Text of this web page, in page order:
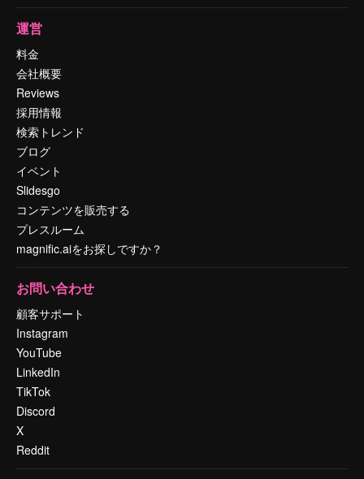
運営
料金
会社概要
Reviews
採用情報
検索トレンド
ブログ
イベント
Slidesgo
コンテンツを販売する
プレスルーム
magnific.aiをお探しですか？
お問い合わせ
顧客サポート
Instagram
YouTube
LinkedIn
TikTok
Discord
X
Reddit